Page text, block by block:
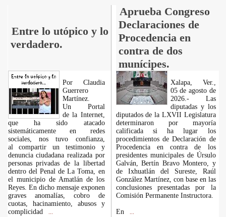
Entre lo utópico y lo
verdadero.
Aprueba Congreso
Declaraciones de
Procedencia en
contra de dos
munícipes.
Por Claudia
Guerrero
Martínez.
​Un Portal
de la Internet,
que ha sido atacado
sistemáticamente en redes
sociales, nos tuvo confianza,
al compartir un testimonio y
denuncia ciudadana realizada por
personas privadas de la libertad
dentro del Penal de La Toma, en
el municipio de Amatlán de los
Reyes. En dicho mensaje exponen
graves anomalías, cobro de
cuotas, hacinamiento, abusos y
complicidad
Xalapa, Ver.,
05 de agosto de
2026.- Las
diputadas y los
diputados de la LXVII Legislatura
determinaron por mayoría
calificada si ha lugar los
procedimientos de Declaración de
Procedencia en contra de los
presidentes municipales de Úrsulo
Galván, Bertín Bravo Montero, y
de Ixhuatlán del Sureste, Raúl
González Martínez, con base en las
conclusiones presentadas por la
Comisión Permanente Instructora.
En